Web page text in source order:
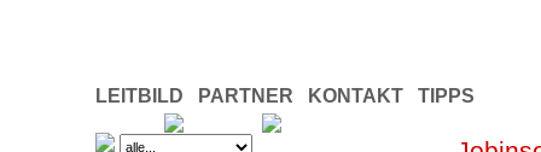
LEITBILD PARTNER KONTAKT TIPPS